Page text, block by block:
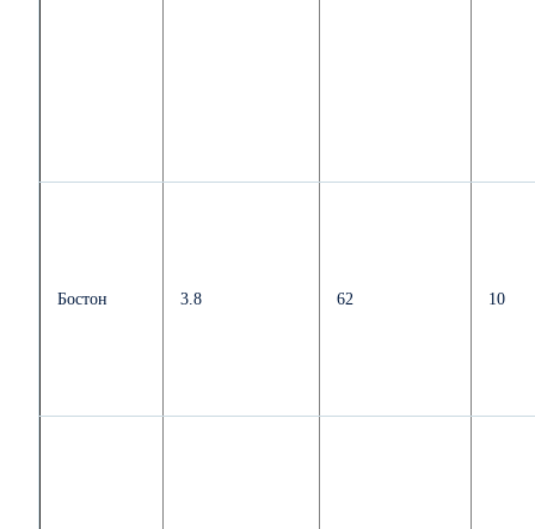
Бостон 3.8 62 10